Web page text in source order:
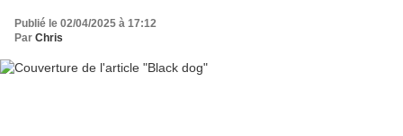
Publié le 02/04/2025 à 17:12
Par Chris